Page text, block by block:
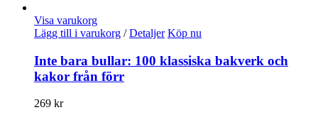
Visa varukorg
Lägg till i varukorg / Detaljer Köp nu
Inte bara bullar: 100 klassiska bakverk och
kakor från förr
269 kr